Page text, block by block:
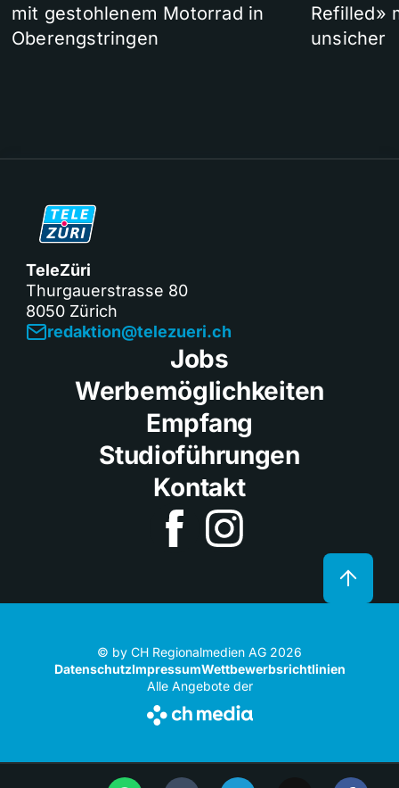
mit gestohlenem Motorrad in
Oberengstringen
Refilled»
unsicher
TeleZüri
Thurgauerstrasse 80
8050 Zürich
redaktion@telezueri.ch
Jobs
Werbemöglichkeiten
Empfang
Studioführungen
Kontakt
© by CH Regionalmedien AG 2026
DatenschutzImpressumWettbewerbsrichtlinien
Alle Angebote der